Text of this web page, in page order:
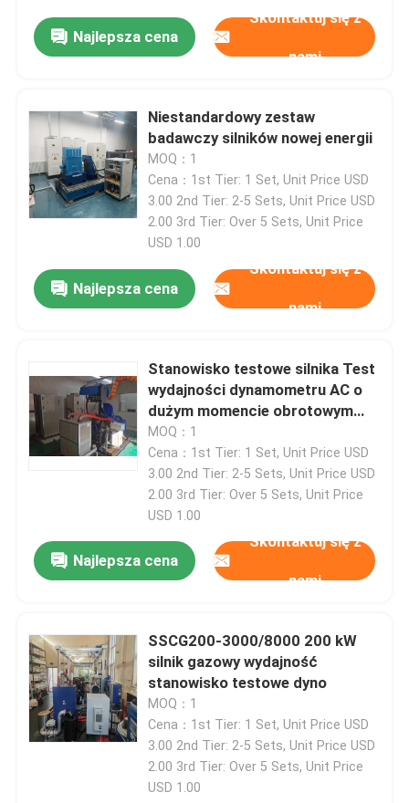
Najlepsza cena
Skontaktuj się z
nami
Niestandardowy zestaw
badawczy silników nowej energii
MOQ：1
Cena：1st Tier: 1 Set, Unit Price USD
3.00 2nd Tier: 2-5 Sets, Unit Price USD
2.00 3rd Tier: Over 5 Sets, Unit Price
USD 1.00
Najlepsza cena
Skontaktuj się z
nami
Stanowisko testowe silnika Test
wydajności dynamometru AC o
dużym momencie obrotowym
500 kW
MOQ：1
Cena：1st Tier: 1 Set, Unit Price USD
3.00 2nd Tier: 2-5 Sets, Unit Price USD
2.00 3rd Tier: Over 5 Sets, Unit Price
USD 1.00
Najlepsza cena
Skontaktuj się z
nami
SSCG200-3000/8000 200 kW
silnik gazowy wydajność
stanowisko testowe dyno
MOQ：1
Cena：1st Tier: 1 Set, Unit Price USD
3.00 2nd Tier: 2-5 Sets, Unit Price USD
2.00 3rd Tier: Over 5 Sets, Unit Price
USD 1.00